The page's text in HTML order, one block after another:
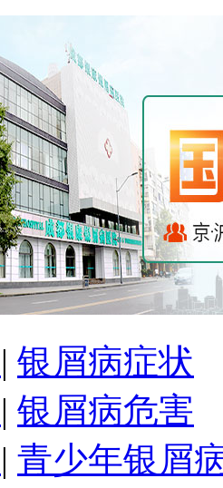
| 银屑病症状
| 银屑病危害
| 青少年银屑